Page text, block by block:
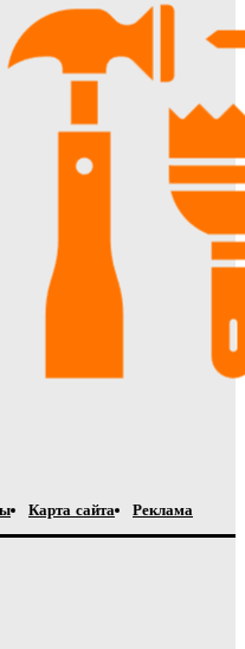
Карта сайта Реклама